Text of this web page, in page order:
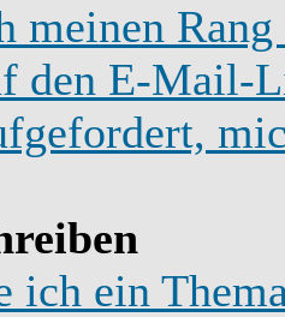
meinen Rang
den E-Mail-
ich ein